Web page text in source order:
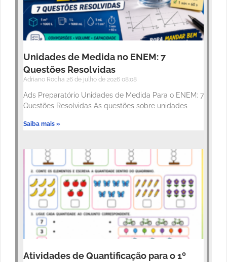
Unidades de Medida no ENEM: 7
Questões Resolvidas
Adriano Rocha 26 de julho de 2026 08:08
Ads Preparatório Unidades de Medida Para o ENEM: 7
Questões Resolvidas As questões sobre unidades
Saiba mais »
Atividades de Quantificação para o 1º